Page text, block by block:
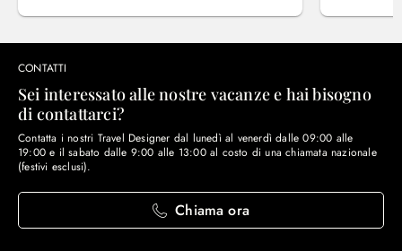
CONTATTI
Sei interessato alle nostre vacanze e hai bisogno
di contattarci?
Contatta i nostri Travel Designer dal lunedì al venerdì dalle 09:00 alle
19:00 e il sabato dalle 9:00 alle 13:00 al costo di una chiamata nazionale
(festivi esclusi).
Chiama ora